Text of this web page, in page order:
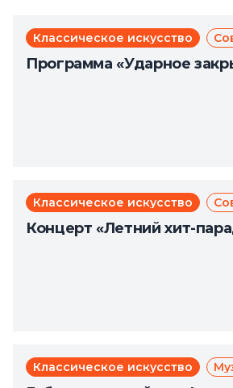
Классическое искусство
Программа «Ударное
Классическое искусство
Концерт «Летний хит-
Классическое искусство